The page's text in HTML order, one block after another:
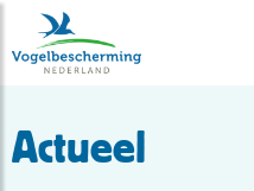
Actueel